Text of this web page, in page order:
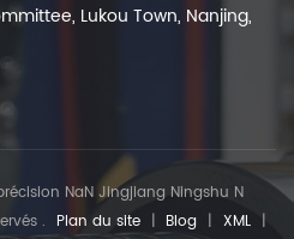
Lukou Town, Nanjing,
NaN Jingjiang Ningshu N
. Plan du site | Blog | XML |